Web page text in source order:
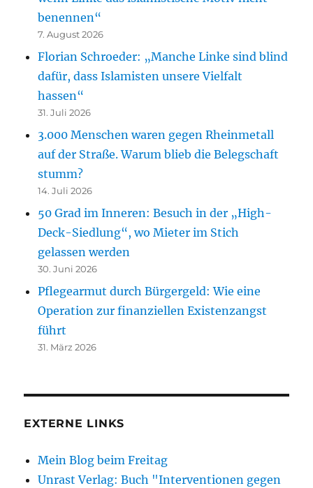
benennen“
7. August 2026
Florian Schroeder: „Manche Linke sind blind
dafür, dass Islamisten unsere Vielfalt
hassen“
31. Juli 2026
3.000 Menschen waren gegen Rheinmetall
auf der Straße. Warum blieb die Belegschaft
stumm?
14. Juli 2026
50 Grad im Inneren: Besuch in der „High-
Deck-Siedlung“, wo Mieter im Stich
gelassen werden
30. Juni 2026
Pflegearmut durch Bürgergeld: Wie eine
Operation zur finanziellen Existenzangst
führt
31. März 2026
EXTERNE LINKS
Mein Blog beim Freitag
Unrast Verlag: Buch "Interventionen gegen